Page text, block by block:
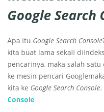
Google Search
Apa itu Google Search Console
kita buat lama sekali
pencarinya, maka salah
ke mesin pencari
kita ke Google Search Console
Console